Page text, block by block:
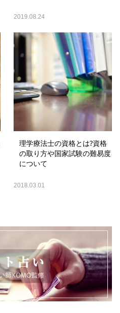
2019.08.24
理学療法士の資格とは?資格
の取り方や国家試験の難易度
について
2018.03.01